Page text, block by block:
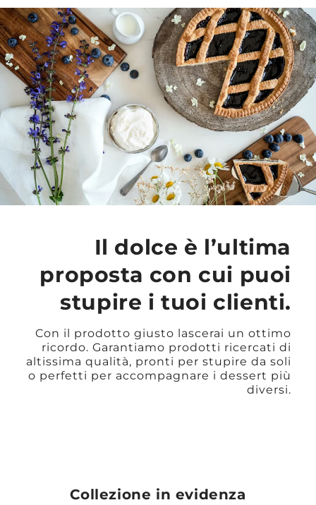
Il dolce è l’ultima
proposta con cui puoi
stupire i tuoi clienti.
Con il prodotto giusto lascerai un ottimo
ricordo. Garantiamo prodotti ricercati di
altissima qualità, pronti per stupire da soli
o perfetti per accompagnare i dessert più
diversi.
Collezione in evidenza